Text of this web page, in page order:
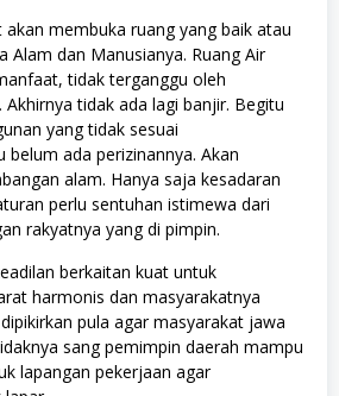
membuka ruang yang baik atau
Alam dan Manusianya. Ruang Air
tidak terganggu oleh
Akhirnya tidak ada lagi banjir. Begitu
yang tidak sesuai
belum ada perizinannya. Akan
alam. Hanya saja kesadaran
perlu sentuhan istimewa dari
rakyatnya yang di pimpin.
berkaitan kuat untuk
harmonis dan masyarakatnya
pula agar masyarakat jawa
sang pemimpin daerah mampu
lapangan pekerjaan agar